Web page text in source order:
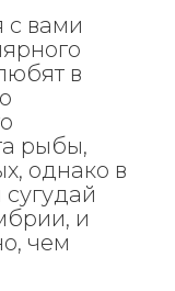
с вами
в
рыбы,
однако в
и
чем